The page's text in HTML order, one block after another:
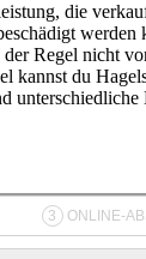
die
werden
Regel nicht
du
unterschiedliche